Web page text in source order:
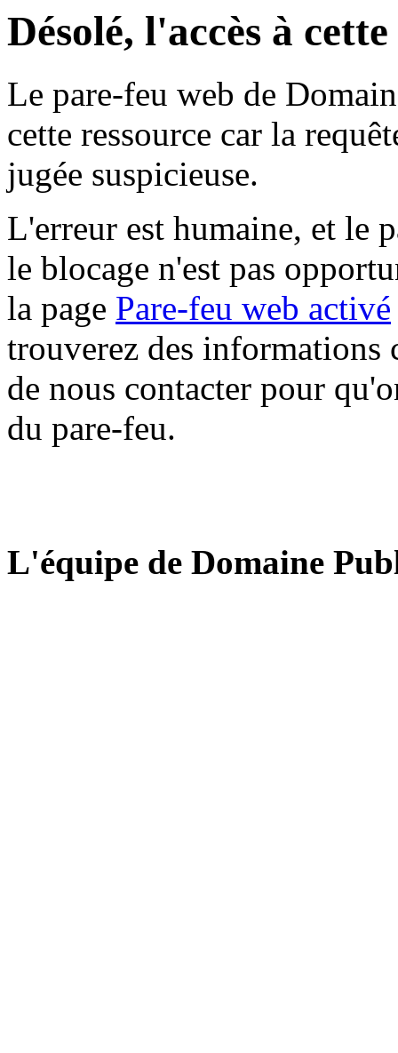
Désolé, l'accès à
Le pare-feu web de
cette ressource car la
jugée suspicieuse.
L'erreur est humaine, et le
le blocage n'est pas
la page Pare-feu web activé
trouverez des informations
de nous contacter pour
du pare-feu.
L'équipe de Domaine